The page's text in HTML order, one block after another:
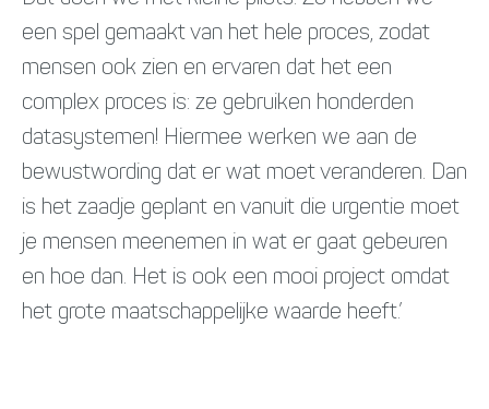
een spel gemaakt van het hele proces, zodat
mensen ook zien en ervaren dat het een
complex proces is: ze gebruiken honderden
datasystemen! Hiermee werken we aan de
bewustwording dat er wat moet veranderen. Dan
is het zaadje geplant en vanuit die urgentie moet
je mensen meenemen in wat er gaat gebeuren
en hoe dan. Het is ook een mooi project omdat
het grote maatschappelijke waarde heeft.’